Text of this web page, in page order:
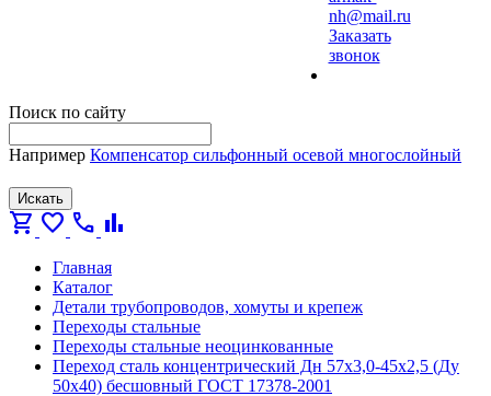
nh@mail.ru
Заказать
звонок
Поиск по сайту
Например Компенсатор сильфонный осевой многослойный
Искать
shopping_cart favorite call bar_chart
Главная
Каталог
Детали трубопроводов, хомуты и крепеж
Переходы стальные
Переходы стальные неоцинкованные
Переход сталь концентрический Дн 57х3,0-45х2,5 (Ду
50х40) бесшовный ГОСТ 17378-2001